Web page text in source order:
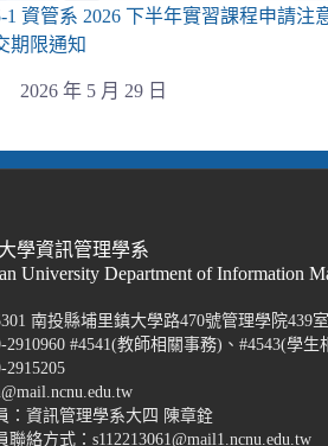
1 資管系 2026 下半年實習課程申請注
期限通知
2026 年 5 月 29 日
學資訊管理學系
University Department of Information
南投縣埔里鎮大學路470號管理學院439
2910960 #4541(教師相關事務)、#4543(學
2915205
：資訊管理學系大四 陳章銓
聯絡方式：s112213061@mail1.ncnu.edu.tw